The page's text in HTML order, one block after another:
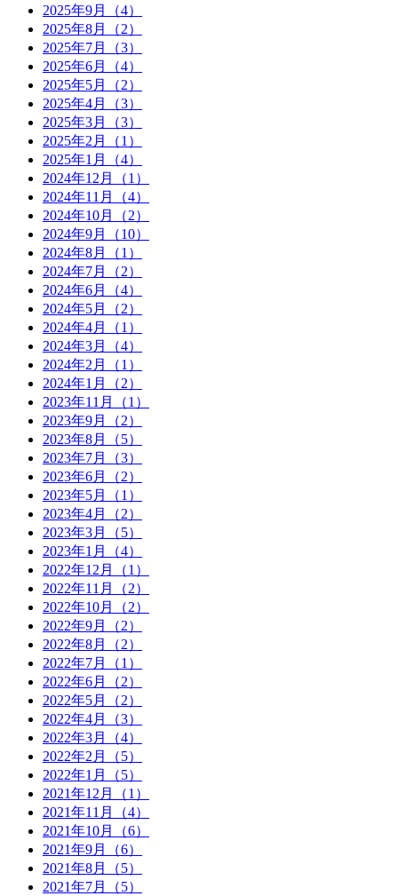
2025年9月（4）
2025年8月（2）
2025年7月（3）
2025年6月（4）
2025年5月（2）
2025年4月（3）
2025年3月（3）
2025年2月（1）
2025年1月（4）
2024年12月（1）
2024年11月（4）
2024年10月（2）
2024年9月（10）
2024年8月（1）
2024年7月（2）
2024年6月（4）
2024年5月（2）
2024年4月（1）
2024年3月（4）
2024年2月（1）
2024年1月（2）
2023年11月（1）
2023年9月（2）
2023年8月（5）
2023年7月（3）
2023年6月（2）
2023年5月（1）
2023年4月（2）
2023年3月（5）
2023年1月（4）
2022年12月（1）
2022年11月（2）
2022年10月（2）
2022年9月（2）
2022年8月（2）
2022年7月（1）
2022年6月（2）
2022年5月（2）
2022年4月（3）
2022年3月（4）
2022年2月（5）
2022年1月（5）
2021年12月（1）
2021年11月（4）
2021年10月（6）
2021年9月（6）
2021年8月（5）
2021年7月（5）